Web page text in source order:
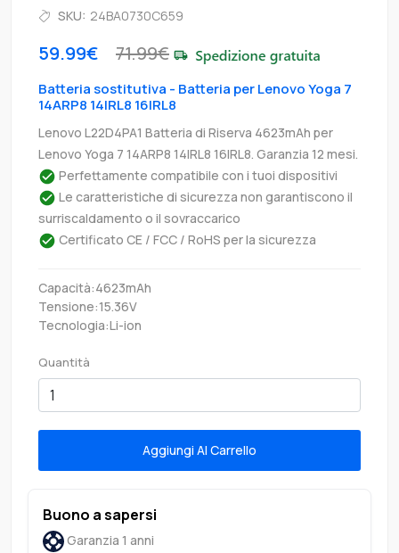
SKU: 24BA0730C659
59.99€ 71.99€
Batteria sostitutiva - Batteria per Lenovo Yoga 7
14ARP8 14IRL8 16IRL8
Lenovo L22D4PA1 Batteria di Riserva 4623mAh per
Lenovo Yoga 7 14ARP8 14IRL8 16IRL8. Garanzia 12 mesi.
Perfettamente compatibile con i tuoi dispositivi
Le caratteristiche di sicurezza non garantiscono il
surriscaldamento o il sovraccarico
Certificato CE / FCC / RoHS per la sicurezza
Capacità:4623mAh
Tensione:15.36V
Tecnologia:Li-ion
Quantità
Aggiungi Al Carrello
Buono a sapersi
Garanzia 1 anni